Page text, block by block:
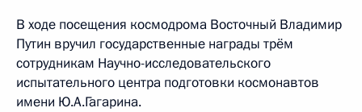
В ходе посещения космодрома Восточный Владимир
Путин вручил государственные награды трём
сотрудникам Научно-исследовательского
испытательного центра подготовки космонавтов
имени Ю.А.Гагарина.